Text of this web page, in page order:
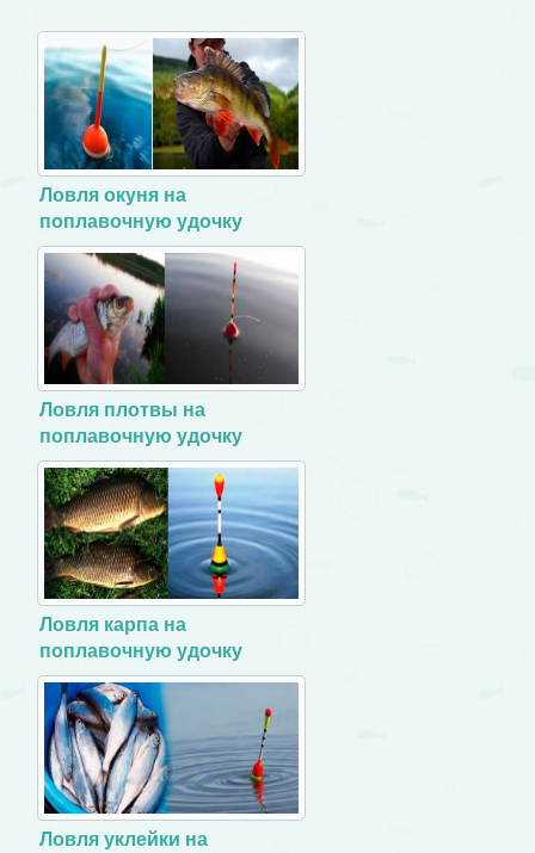
Ловля окуня на
поплавочную удочку
Ловля плотвы на
поплавочную удочку
Ловля карпа на
поплавочную удочку
Ловля уклейки на